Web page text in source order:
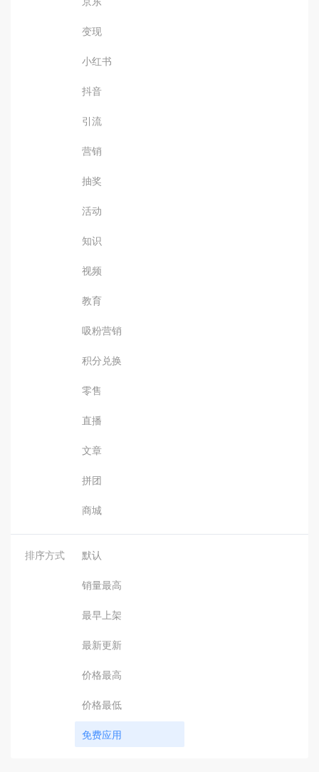
变现
小红书
抖音
引流
营销
抽奖
活动
知识
视频
教育
吸粉营销
积分兑换
零售
直播
文章
拼团
商城
排序方式 默认
销量最高
最早上架
最新更新
价格最高
价格最低
免费应用